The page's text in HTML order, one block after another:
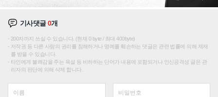
기사댓글0개
200자까지 쓰실 수 있습니다. (현재 0 byte / 최대 400byte)
저작권 등 다른 사람의 권리를 침해하거나 명예를 훼손하는 댓글은 관련 법률에 의해 제재
를 받을 수 있습니다.
타인에게 불쾌감을 주는 욕설 등 비하하는 단어가 내용에 포함되거나 인신공격성 글은 관
리자의 판단에 의해 삭제 합니다.